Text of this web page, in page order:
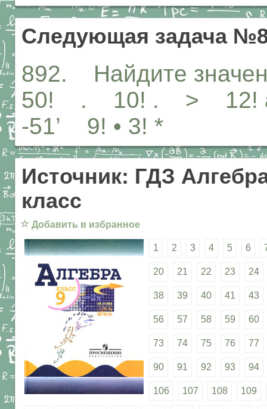
Следующая задача
892. Найдите
50! . 10! . > 12!
-51’ 9! • 3! *
Источник: ГДЗ
класс
☆ Добавить в избранное
1 2 3 4 5 6
20 21 22 23 24
38 39 40 41 43
56 57 58 59 60
73 74 75 76 77
90 91 92 93 94
106 107 108 109